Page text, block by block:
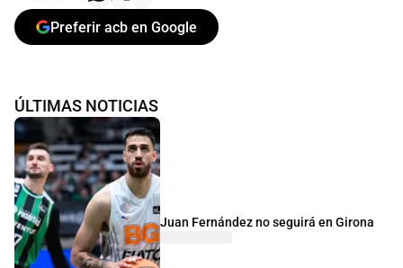
Preferir acb en Google
ÚLTIMAS NOTICIAS
Juan Fernández no seguirá en Girona